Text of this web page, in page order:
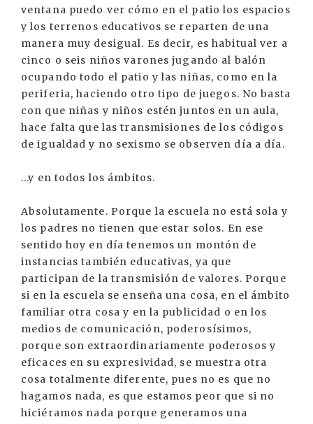
ventana puedo ver cómo en el patio los espacios
y los terrenos educativos se reparten de una
manera muy desigual. Es decir, es habitual ver a
cinco o seis niños varones jugando al balón
ocupando todo el patio y las niñas, como en la
periferia, haciendo otro tipo de juegos. No basta
con que niñas y niños estén juntos en un aula,
hace falta que las transmisiones de los códigos
de igualdad y no sexismo se observen día a día.
...y en todos los ámbitos.
Absolutamente. Porque la escuela no está sola y
los padres no tienen que estar solos. En ese
sentido hoy en día tenemos un montón de
instancias también educativas, ya que
participan de la transmisión de valores. Porque
si en la escuela se enseña una cosa, en el ámbito
familiar otra cosa y en la publicidad o en los
medios de comunicación, poderosísimos,
porque son extraordinariamente poderosos y
eficaces en su expresividad, se muestra otra
cosa totalmente diferente, pues no es que no
hagamos nada, es que estamos peor que si no
hiciéramos nada porque generamos una